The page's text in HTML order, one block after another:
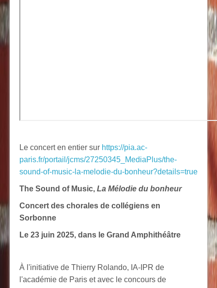
Le concert en entier sur https://pia.ac-
paris.fr/portail/jcms/27250345_MediaPlus/the-
sound-of-music-la-melodie-du-bonheur?details=true
The Sound of Music, La Mélodie du bonheur
Concert des chorales de collégiens en
Sorbonne
Le 23 juin 2025, dans le Grand Amphithéâtre
À l'initiative de Thierry Rolando, IA-IPR de
l'académie de Paris et avec le concours de